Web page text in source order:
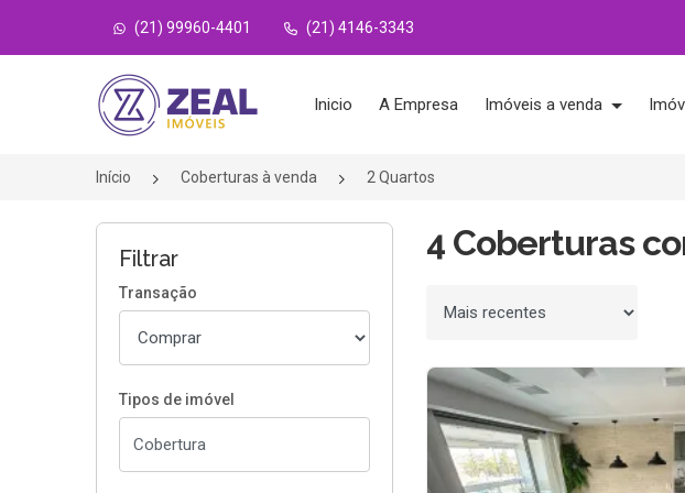
(21) 99960-4401 (21) 4146-3343
Página inicial
Inicio A Empresa Imóveis a venda
Início Coberturas à venda 2 Quartos
Filtrar
Transação
Tipos de imóvel
4 Coberturas
Ordenar por